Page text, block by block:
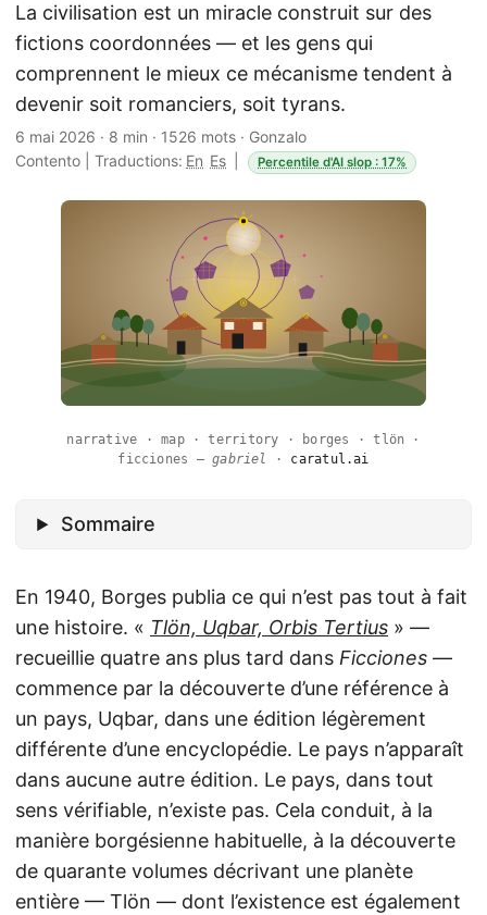
La civilisation est un miracle construit sur des
fictions coordonnées — et les gens qui
comprennent le mieux ce mécanisme tendent à
devenir soit romanciers, soit tyrans.
6 mai 2026 · 8 min · 1526 mots · Gonzalo
Contento
Traductions: En Es Percentile d'AI slop : 17%
narrative · map · territory · borges · tlön ·
ficciones —gabriel · caratul.ai
Sommaire
En 1940, Borges publia ce qui n’est pas tout à fait
une histoire. « Tlön, Uqbar, Orbis Tertius » —
recueillie quatre ans plus tard dans Ficciones —
commence par la découverte d’une référence à
un pays, Uqbar, dans une édition légèrement
différente d’une encyclopédie. Le pays n’apparaît
dans aucune autre édition. Le pays, dans tout
sens vérifiable, n’existe pas. Cela conduit, à la
manière borgésienne habituelle, à la découverte
de quarante volumes décrivant une planète
entière — Tlön — dont l’existence est également